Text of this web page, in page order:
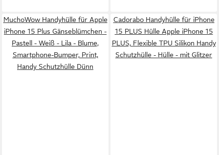
MuchoWow Handyhülle für Apple
iPhone 15 Plus Gänseblümchen -
Pastell - Weiß - Lila - Blume,
Smartphone-Bumper, Print,
Handy Schutzhülle Dünn
Cadorabo Handyhülle für iPhone
15 PLUS Hülle Apple iPhone 15
PLUS, Flexible TPU Silikon Handy
Schutzhülle - Hülle - mit Glitzer